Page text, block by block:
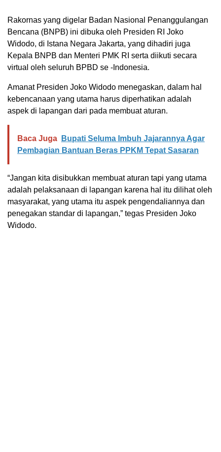
Rakornas yang digelar Badan Nasional Penanggulangan
Bencana (BNPB) ini dibuka oleh Presiden RI Joko
Widodo, di Istana Negara Jakarta, yang dihadiri juga
Kepala BNPB dan Menteri PMK RI serta diikuti secara
virtual oleh seluruh BPBD se -Indonesia.
Amanat Presiden Joko Widodo menegaskan, dalam hal
kebencanaan yang utama harus diperhatikan adalah
aspek di lapangan dari pada membuat aturan.
Baca Juga
Bupati Seluma Imbuh Jajarannya Agar
Pembagian Bantuan Beras PPKM Tepat Sasaran
“Jangan kita disibukkan membuat aturan tapi yang utama
adalah pelaksanaan di lapangan karena hal itu dilihat oleh
masyarakat, yang utama itu aspek pengendaliannya dan
penegakan standar di lapangan,” tegas Presiden Joko
Widodo.